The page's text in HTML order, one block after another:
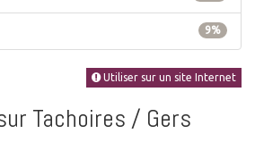
9%
Utiliser sur un site Internet
Tachoires / Gers